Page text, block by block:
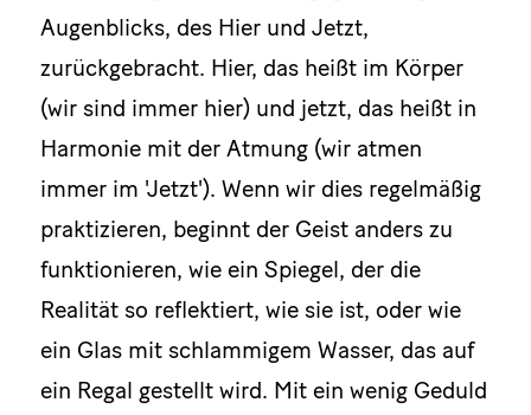
Augenblicks, des Hier und Jetzt,
zurückgebracht. Hier, das heißt im Körper
(wir sind immer hier) und jetzt, das heißt in
Harmonie mit der Atmung (wir atmen
immer im 'Jetzt'). Wenn wir dies regelmäßig
praktizieren, beginnt der Geist anders zu
funktionieren, wie ein Spiegel, der die
Realität so reflektiert, wie sie ist, oder wie
ein Glas mit schlammigem Wasser, das auf
ein Regal gestellt wird. Mit ein wenig Geduld